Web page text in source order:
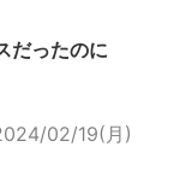
だったのに
02/19(月)